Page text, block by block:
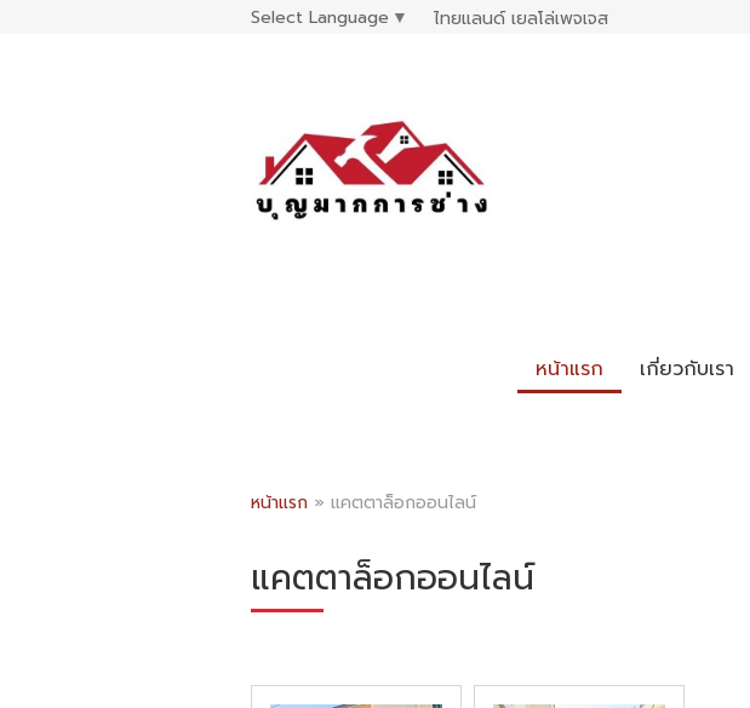
Select Language ▼ ไทยแลนด์ เยลโล่เพจเจส
หน้าแรก เกี่ยวกับเรา
หน้าแรก » แคตตาล็อกออนไลน์
แคตตาล็อกออนไลน์